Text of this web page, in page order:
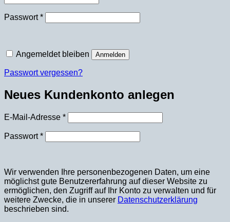
Passwort*Erforderlich
Angemeldet bleiben Anmelden
Passwort vergessen?
Neues Kundenkonto anlegen
E-Mail-Adresse *Erforderlich
Passwort*Erforderlich
Wir verwenden Ihre personenbezogenen Daten, um eine
möglichst gute Benutzererfahrung auf dieser Website zu
ermöglichen, den Zugriff auf Ihr Konto zu verwalten und für
weitere Zwecke, die in unserer Datenschutzerklärung
beschrieben sind.